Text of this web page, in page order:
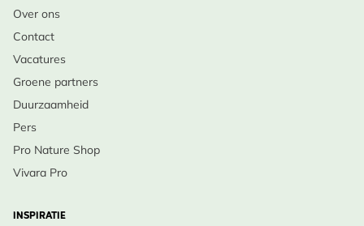
Over ons
Contact
Vacatures
Groene partners
Duurzaamheid
Pers
Pro Nature Shop
Vivara Pro
INSPIRATIE